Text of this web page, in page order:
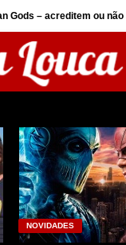
Gods – acreditem ou não
NOVIDADES